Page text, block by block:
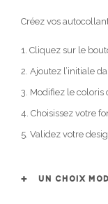
Créez vos
Cliquez sur le
Ajoutez l’initiale
Modifiez le coloris
Choisissez votre
Validez votre
UN CHOIX